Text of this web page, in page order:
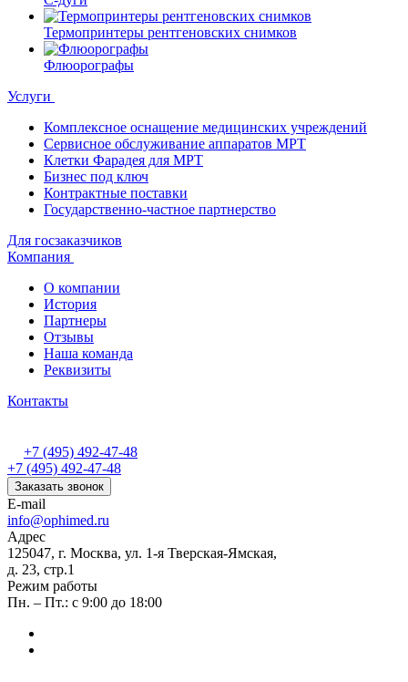
Термопринтеры рентгеновских снимков
Флюорографы
Услуги
Комплексное оснащение медицинских учреждений
Сервисное обслуживание аппаратов МРТ
Клетки Фарадея для МРТ
Бизнес под ключ
Контрактные поставки
Государственно-частное партнерство
Для госзаказчиков
Компания
О компании
История
Партнеры
Отзывы
Наша команда
Реквизиты
Контакты
+7 (495) 492-47-48
+7 (495) 492-47-48
Заказать звонок
E-mail
info@ophimed.ru
Адрес
125047, г. Москва, ул. 1-я Тверская-Ямская,
д. 23, стр.1
Режим работы
Пн. – Пт.: с 9:00 до 18:00